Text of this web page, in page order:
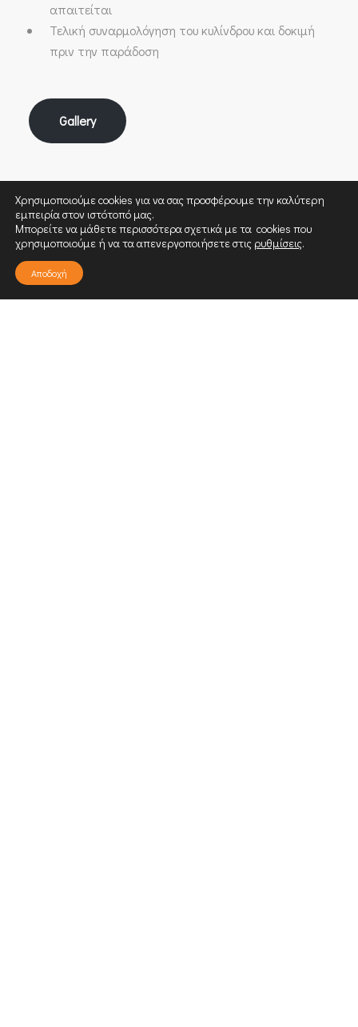
απαιτείται
Τελική συναρμολόγηση του κυλίνδρου και δοκιμή
πριν την παράδοση
Gallery
Χρησιμοποιούμε cookies για να σας προσφέρουμε την καλύτερη
εμπειρία στον ιστότοπό μας.
Μπορείτε να μάθετε περισσότερα σχετικά με τα cookies που
χρησιμοποιούμε ή να τα απενεργοποιήσετε στις ρυθμίσεις.
Αποδοχή